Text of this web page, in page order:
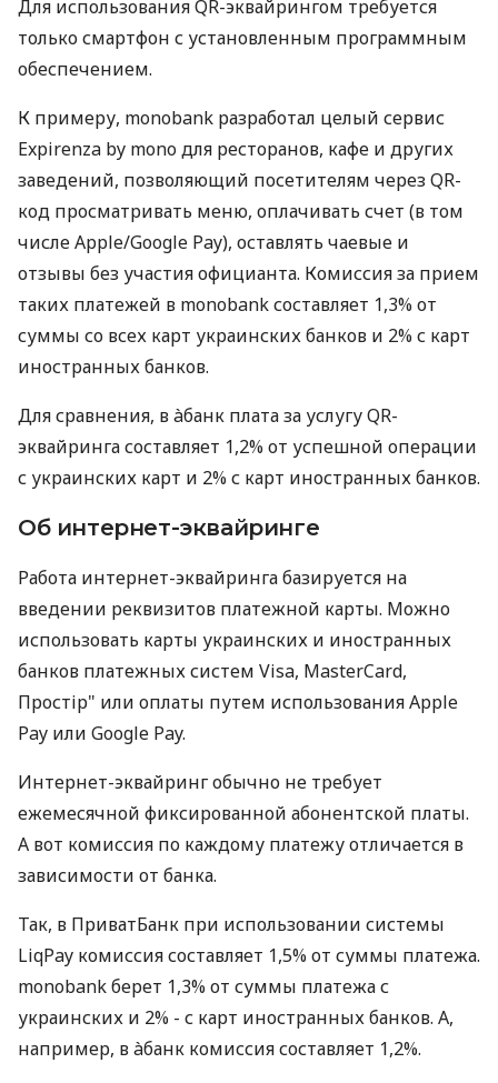
Для использования QR-эквайрингом требуется
только смартфон с установленным программным
обеспечением.
К примеру, monobank разработал целый сервис
Expirenza by mono для ресторанов, кафе и других
заведений, позволяющий посетителям через QR-
код просматривать меню, оплачивать счет (в том
числе Apple/Google Pay), оставлять чаевые и
отзывы без участия официанта. Комиссия за прием
таких платежей в monobank составляет 1,3% от
суммы со всех карт украинских банков и 2% с карт
иностранных банков.
Для сравнения, в àбанк плата за услугу QR-
эквайринга составляет 1,2% от успешной операции
с украинских карт и 2% с карт иностранных банков.
Об интернет-эквайринге
Работа интернет-эквайринга базируется на
введении реквизитов платежной карты. Можно
использовать карты украинских и иностранных
банков платежных систем Visa, MasterCard,
Простір" или оплаты путем использования Apple
Pay или Google Pay.
Интернет-эквайринг обычно не требует
ежемесячной фиксированной абонентской платы.
А вот комиссия по каждому платежу отличается в
зависимости от банка.
Так, в ПриватБанк при использовании системы
LiqPay комиссия составляет 1,5% от суммы платежа.
monobank берет 1,3% от суммы платежа с
украинских и 2% - с карт иностранных банков. А,
например, в àбанк комиссия составляет 1,2%.